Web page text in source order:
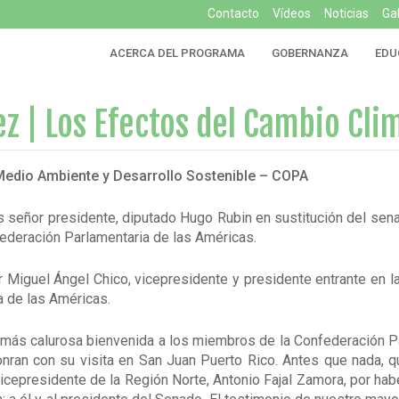
Contacto Vídeos Noticias
ACERCA DEL PROGRAMA GOBERNANZA
| Los Efectos del Cambio
Ambiente y Desarrollo Sostenible – COPA
señor presidente, diputado Hugo Rubin en sustitución del
Parlamentaria de las Américas.
Miguel Ángel Chico, vicepresidente y presidente entrante en
de las Américas.
calurosa bienvenida a los miembros de la Confederación
con su visita en San Juan Puerto Rico. Antes que nada,
de la Región Norte, Antonio Fajal Zamora, por